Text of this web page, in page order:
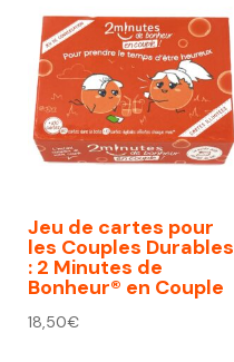
Jeu de cartes pour
les Couples Durables
: 2 Minutes de
Bonheur® en Couple
18,50€